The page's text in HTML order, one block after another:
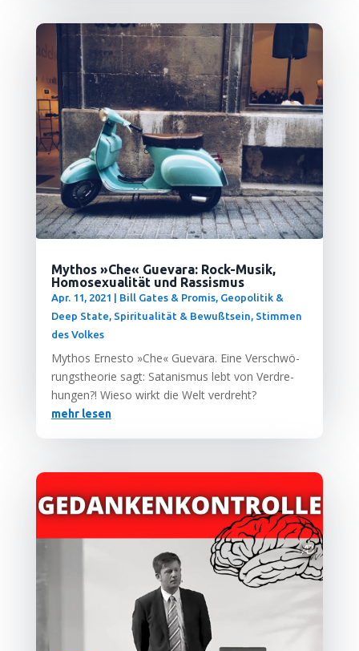
Mythos »Che« Guevara: Rock-Musik,
Homosexualität und Rassismus
Apr. 11, 2021 Bill Gates & Promis, Geopolitik &
Deep State, Spiritualität & Bewußtsein, Stimmen
des Volkes
Mythos Ernes­to »Che« Gue­va­ra. Eine Ver­schwö­
rungs­theo­rie sagt: Sata­nis­mus lebt von Ver­dre­
hun­gen?! Wie­so wirkt die Welt verdreht?
mehr lesen